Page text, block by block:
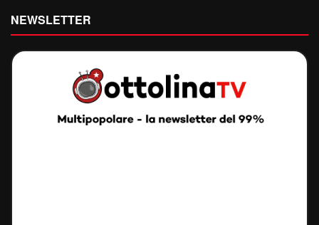
NEWSLETTER